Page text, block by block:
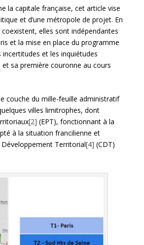
la capitale française, cet article vise
et d’une métropole de projet. En
elles sont indépendantes
et la mise en place du programme
incertitudes et les inquiétudes
sa première couronne au cours
couche du mille-feuille administratif
villes limitrophes, dont
[2] (EPT), fonctionnant à la
à la situation francilienne et
Territorial[4] (CDT)